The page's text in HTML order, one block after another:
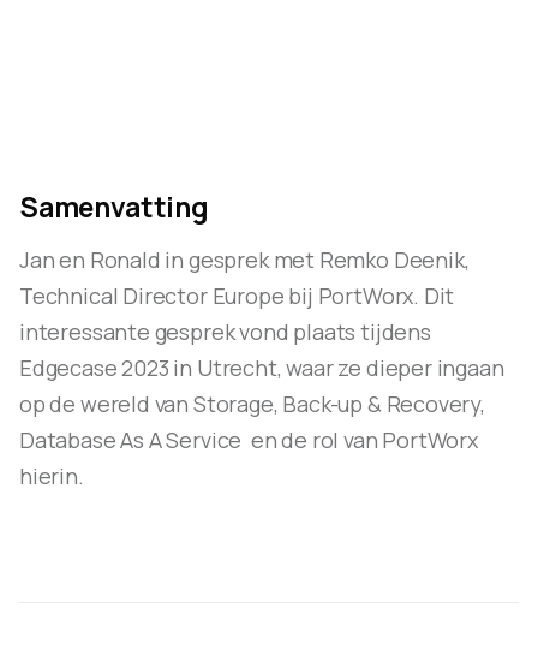
Samenvatting
Jan en Ronald in gesprek met Remko Deenik,
Technical Director Europe bij PortWorx. Dit
interessante gesprek vond plaats tijdens
Edgecase 2023 in Utrecht, waar ze dieper ingaan
op de wereld van Storage, Back-up & Recovery,
Database As A Service en de rol van PortWorx
hierin.